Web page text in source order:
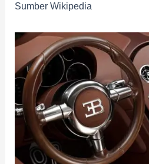
Sumber Wikipedia